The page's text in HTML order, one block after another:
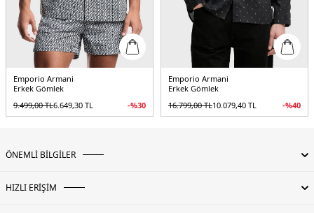
Emporio Armani
Erkek Gömlek
9.499,00TL6.649,30 TL -%30
Emporio Armani
Erkek Gömlek
16.799,00TL10.079,40 TL -%40
ÖNEMLİ BİLGİLER
HIZLI ERİŞİM